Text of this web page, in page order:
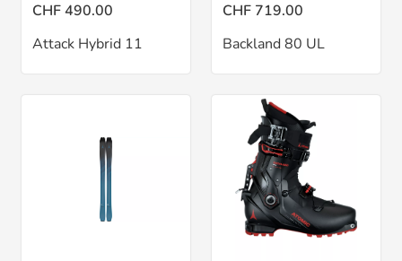
CHF 490.00
Attack Hybrid 11
CHF 719.00
Backland 80 UL